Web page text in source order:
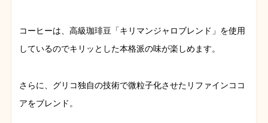
コーヒーは、高級珈琲豆「キリマンジャロブレンド」を使用
しているのでキリッとした本格派の味が楽しめます。
さらに、グリコ独自の技術で微粒子化させたリファインココ
アをブレンド。